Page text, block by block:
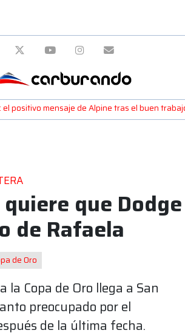
el positivo mensaje de Alpine tras el buen
que Dodge
de Rafaela
de Oro
la Copa de Oro llega a San
preocupado por el
de la última fecha.